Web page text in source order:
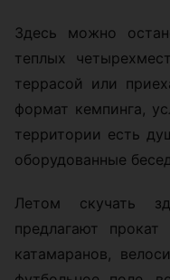
Здесь можно
теплых
террасой или
формат кемпинга,
территории есть
оборудованные
Летом скучать
предлагают
катамаранов,